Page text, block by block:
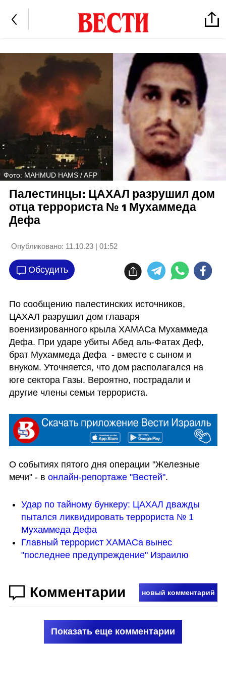
Фото: MAHMUD HAMS / AFP
Палестинцы: ЦАХАЛ разрушил дом
отца террориста № 1 Мухаммеда
Дефа
Опубликовано: 11.10.23 | 01:52
Обсудить
По сообщению палестинских источников,
ЦАХАЛ разрушил дом главаря
военизированного крыла ХАМАСа Мухаммеда
Дефа. При ударе убиты Абед аль-Фатах Деф,
брат Мухаммеда Дефа  - вместе с сыном и
внуком. Уточняется, что дом располагался на
юге сектора Газы. Вероятно, пострадали и
другие члены семьи террориста.
О событиях пятого дня операции "Железные
мечи" - в онлайн-репортаже "Вестей".
Удар по тайному бункеру: ЦАХАЛ дважды
пытался ликвидировать террориста № 1
Мухаммеда Дефа
Главный террорист ХАМАСа вынес
"последнее предупреждение" Израилю
Комментарии новый комментарий
Показать еще комментарии